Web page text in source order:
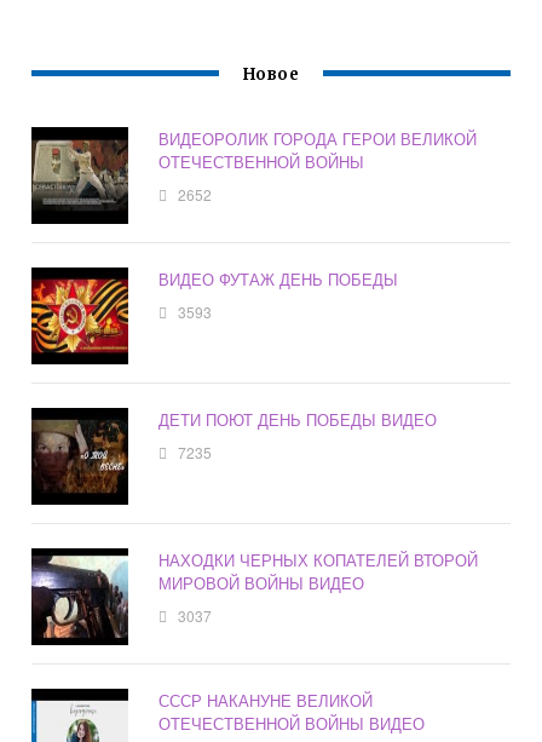
Новое
ВИДЕОРОЛИК ГОРОДА ГЕРОИ ВЕЛИКОЙ
ОТЕЧЕСТВЕННОЙ ВОЙНЫ
2652
ВИДЕО ФУТАЖ ДЕНЬ ПОБЕДЫ
3593
ДЕТИ ПОЮТ ДЕНЬ ПОБЕДЫ ВИДЕО
7235
НАХОДКИ ЧЕРНЫХ КОПАТЕЛЕЙ ВТОРОЙ
МИРОВОЙ ВОЙНЫ ВИДЕО
3037
СССР НАКАНУНЕ ВЕЛИКОЙ
ОТЕЧЕСТВЕННОЙ ВОЙНЫ ВИДЕО